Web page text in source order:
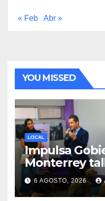
« Feb Abr »
YOU MISSED
LOCAL
Impulsa
Monterrey
acompañar a
procesos de
6 AGOSTO, 2026